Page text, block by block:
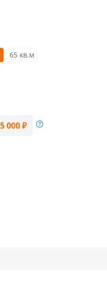
65 кв.м
000 ₽